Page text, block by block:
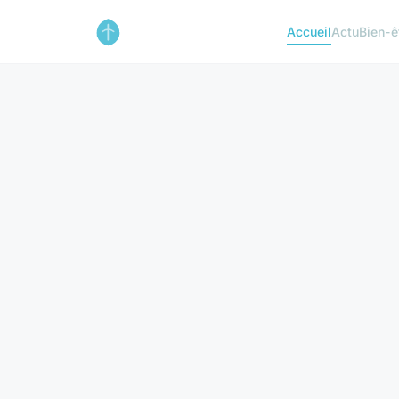
AccueilActuBien-